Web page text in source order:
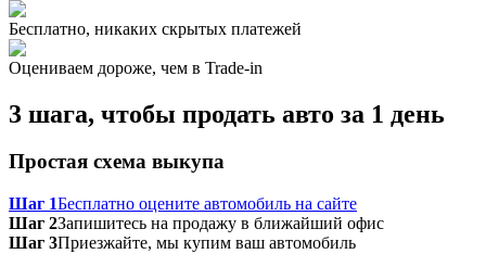
Бесплатно, никаких скрытых платежей
Оцениваем дороже, чем в Trade‑in
3 шага, чтобы продать авто за 1 день
Простая схема выкупа
Шаг 1Бесплатно оцените автомобиль на сайте
Шаг 2Запишитесь на продажу в ближайший офис
Шаг 3Приезжайте, мы купим ваш автомобиль